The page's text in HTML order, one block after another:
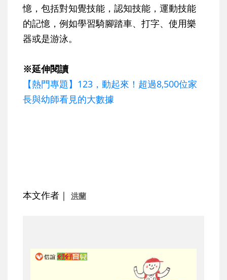
憶，包括對知覺技能，認知技能，運動技能
的記憶，例如學習騎腳踏車、打字、使用樂
器或是游泳。
※延伸閱讀
【熱門專題】123，動起來！超過8,500位家
長與幼師看見的大數據
本文作者｜ 洪蘭